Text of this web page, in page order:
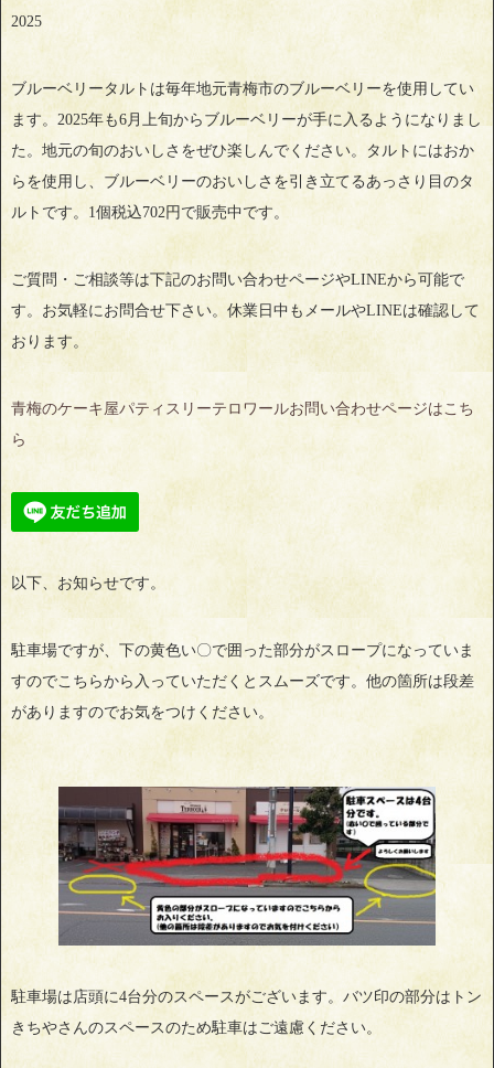
2025
ブルーベリータルトは毎年地元青梅市のブルーベリーを使用してい
ます。2025年も6月上旬からブルーベリーが手に入るようになりまし
た。地元の旬のおいしさをぜひ楽しんでください。タルトにはおか
らを使用し、ブルーベリーのおいしさを引き立てるあっさり目のタ
ルトです。1個税込702円で販売中です。
ご質問・ご相談等は下記のお問い合わせページやLINEから可能で
す。お気軽にお問合せ下さい。休業日中もメールやLINEは確認して
おります。
青梅のケーキ屋パティスリーテロワールお問い合わせページはこち
ら
以下、お知らせです。
駐車場ですが、下の黄色い〇で囲った部分がスロープになっていま
すのでこちらから入っていただくとスムーズです。他の箇所は段差
がありますのでお気をつけください。
駐車場は店頭に4台分のスペースがございます。バツ印の部分はトン
きちやさんのスペースのため駐車はご遠慮ください。